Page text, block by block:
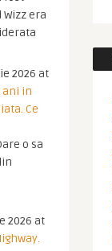
era
2026 at
ani in
Ce
o sa
2026 at